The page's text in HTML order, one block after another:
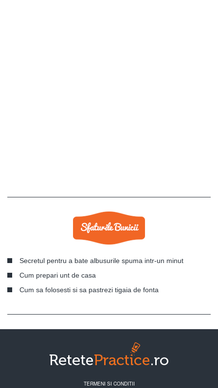
Secretul pentru a bate albusurile spuma intr-un minut
Cum prepari unt de casa
Cum sa folosesti si sa pastrezi tigaia de fonta
TERMENI SI CONDITII